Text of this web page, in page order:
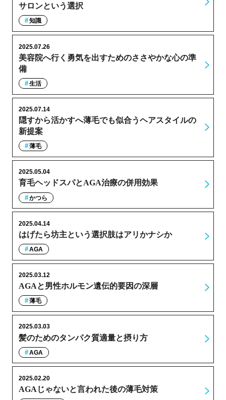
サロンという選択
知識
美容院へ行く勇気を出すためのささやかな心の準
備
2025.07.26
生活
隠すから活かすへ薄毛でも似合うヘアスタイルの
新提案
2025.07.14
薄毛
育毛ヘッドスパとAGA治療の併用効果
2025.05.04
かつら
はげたら坊主という選択肢はアリかナシか
2025.04.14
AGA
AGAと男性ホルモン遺伝的要因の深層
2025.03.12
薄毛
髪のためのタンパク質適量と摂り方
2025.03.03
AGA
AGAじゃないと言われた後の薄毛対策
2025.02.20